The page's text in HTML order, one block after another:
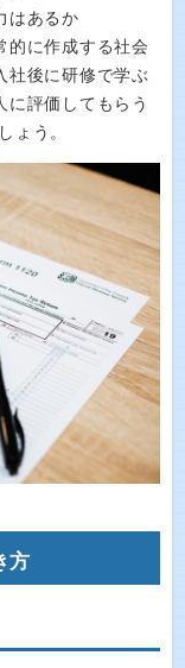
はあるか
的に作成する社会
社後に研修で学ぶ
に評価してもらう
ょう。
方